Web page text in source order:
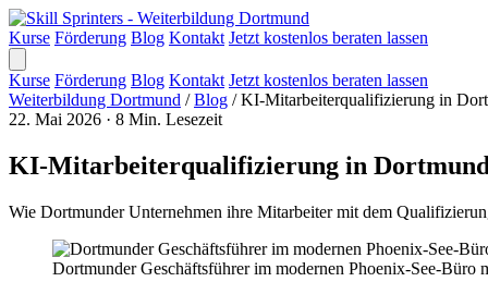
Kurse Förderung Blog Kontakt Jetzt kostenlos beraten lassen
Kurse Förderung Blog Kontakt Jetzt kostenlos beraten lassen
Weiterbildung Dortmund / Blog / KI-Mitarbeiterqualifizierung in
22. Mai 2026 · 8 Min. Lesezeit
KI-Mitarbeiterqualifizierung in
Wie Dortmunder Unternehmen ihre Mitarbeiter mit dem
Dortmunder Geschäftsführer im modernen Phoenix-See-Büro